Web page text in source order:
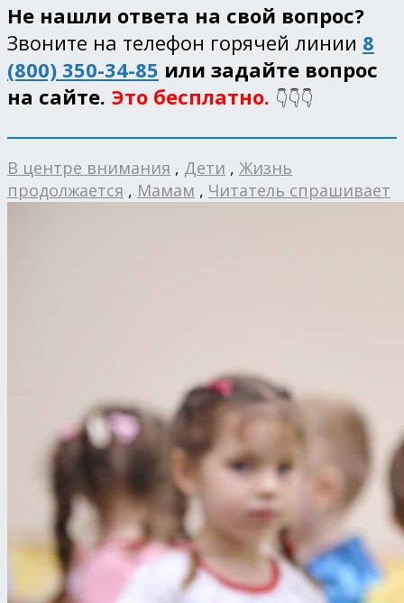
Не нашли ответа на свой вопрос?
Звоните на телефон горячей линии 8
(800) 350-34-85 или задайте вопрос
на сайте. Это бесплатно. 👇👇👇
В центре внимания , Дети , Жизнь
продолжается , Мамам , Читатель спрашивает